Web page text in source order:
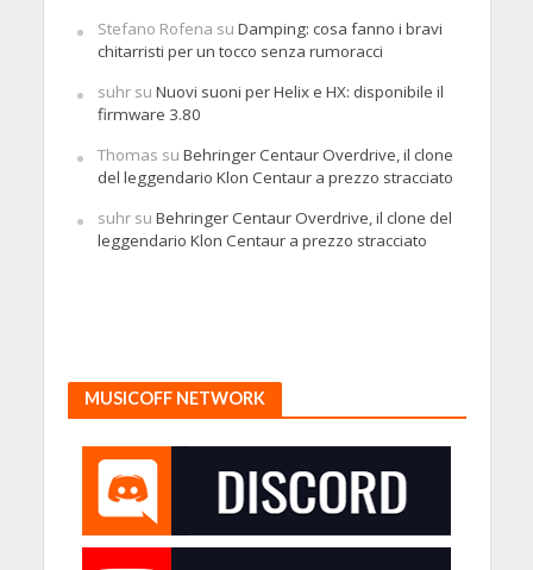
Stefano Rofena su Damping: cosa fanno i bravi
chitarristi per un tocco senza rumoracci
suhrsu Nuovi suoni per Helix e HX: disponibile il
firmware 3.80
Thomas su Behringer Centaur Overdrive, il clone
del leggendario Klon Centaur a prezzo stracciato
suhrsu Behringer Centaur Overdrive, il clone del
leggendario Klon Centaur a prezzo stracciato
MUSICOFF NETWORK